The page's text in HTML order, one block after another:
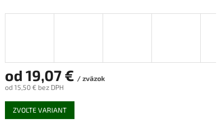
od 19,07 € / zväzok
od 15,50 € bez DPH
Jednotková
cena:
ZVOĽTE VARIANT